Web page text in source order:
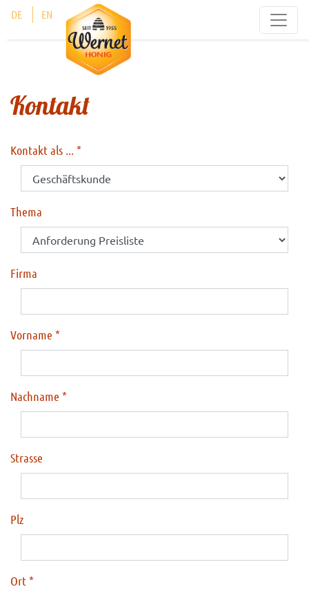
DE EN
Kontakt
Kontakt als ...
Thema
Firma
Vorname
Nachname
Strasse
Plz
Ort
Cookie-Einstellungen